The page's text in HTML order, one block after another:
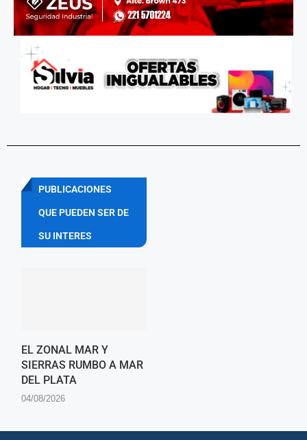
PUBLICACIONES
QUE PUEDEN SER DE
SU INTERES
EL ZONAL MAR Y
SIERRAS RUMBO A MAR
DEL PLATA
04/08/2026